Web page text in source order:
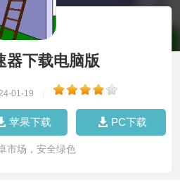
器下载电脑版
01-19
苹果下载 PC下载
市场，安全绿色